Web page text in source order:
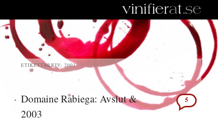
ETIKETTARKIV: 2003
Domaine Rabiega: Avslut &
2003
5